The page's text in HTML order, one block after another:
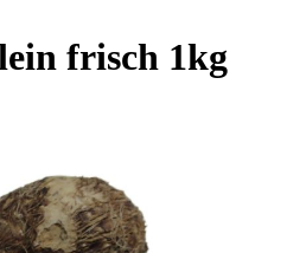
frisch 1kg